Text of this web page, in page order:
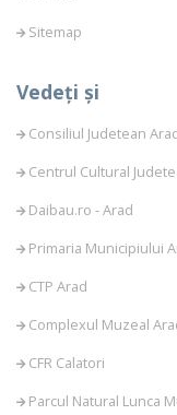
Sitemap
Vedeți și
Consiliul Judetean
Centrul Cultural
Daibau.ro - Arad
Primaria Municipiului
CTP Arad
Complexul Muzeal
CFR Calatori
Parcul Natural Lunca